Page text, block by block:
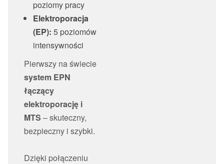
poziomy pracy
Elektroporacja
(EP): 5 poziomów
intensywności
Pierwszy na świecie
system EPN
łączący
elektroporację i
MTS – skuteczny,
bezpieczny i szybki.
Dzięki połączeniu